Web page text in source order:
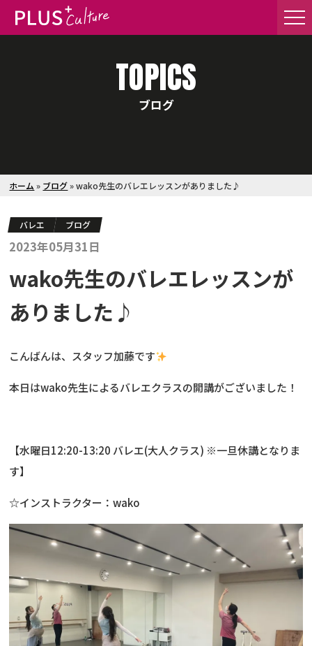
TOPICS
ブログ
ホーム » ブログ»wako先生のバレエレッスンがありました♪
バレエ ブログ
2023年05月31日
wako先生のバレエレッスンが
ありました♪
こんばんは、スタッフ加藤です
本日はwako先生によるバレエクラスの開講がございました！
【水曜日12:20-13:20 バレエ(大人クラス) ※一旦休講となりま
す】
☆インストラクター：wako